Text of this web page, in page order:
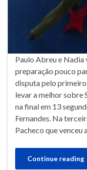
Paulo Abreu e
preparação pouco
disputa pelo
levar a melhor sobre
na final em 13
Fernandes. Na
Pacheco que venceu
Continue reading